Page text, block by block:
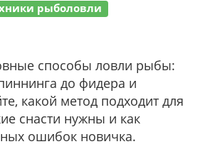
рыболовли
способы ловли рыбы:
до фидера и
какой метод подходит для
снасти нужны и как
ошибок новичка.